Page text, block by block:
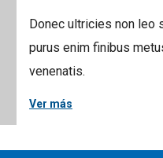
Donec ultricies non leo
purus enim finibus
venenatis.
Ver más